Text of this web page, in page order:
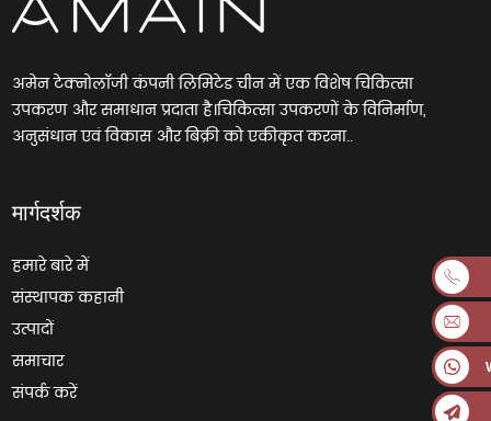
अमेन टेक्नोलॉजी कंपनी लिमिटेड चीन में एक विशेष चिकित्सा
उपकरण और समाधान प्रदाता है।चिकित्सा उपकरणों के विनिर्माण,
अनुसंधान एवं विकास और बिक्री को एकीकृत करना..
मार्गदर्शक
हमारे बारे में
संस्थापक कहानी
उत्पादों
समाचार
संपर्क करें